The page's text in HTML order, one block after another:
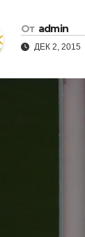
От admin
ДЕК 2, 2015